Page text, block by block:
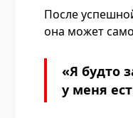
После
она может
«Я будто
у меня